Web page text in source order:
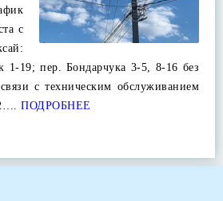
с
1-19; пер. Бондарчука 3-5, 8-16 без
с техническим обслуживанием
ПОДРОБНЕЕ